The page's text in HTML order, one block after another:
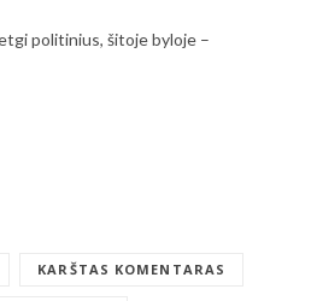
politinius, šitoje byloje –
KARŠTAS KOMENTARAS